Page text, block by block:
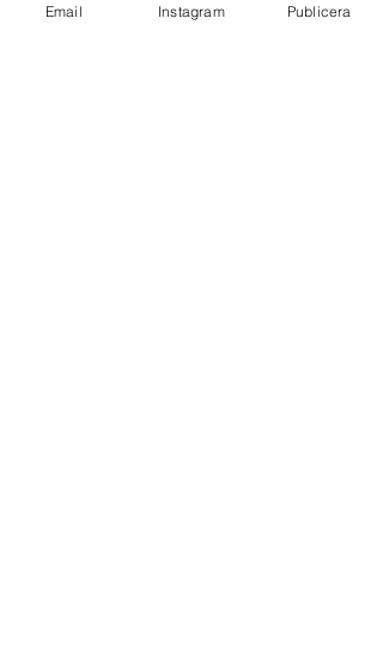
vilka aktiviteter som ska inleda samarbetet.
Email Instagram Publicera